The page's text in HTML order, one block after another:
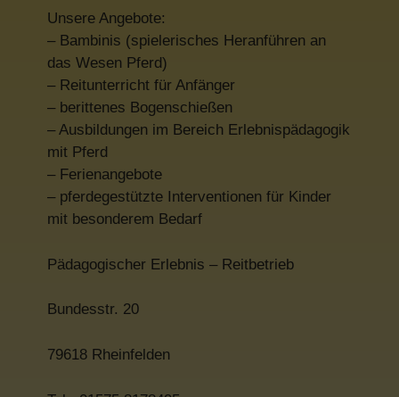
Unsere Angebote:
– Bambinis (spielerisches Heranführen an
das Wesen Pferd)
– Reitunterricht für Anfänger
– berittenes Bogenschießen
– Ausbildungen im Bereich Erlebnispädagogik
mit Pferd
– Ferienangebote
– pferdegestützte Interventionen für Kinder
mit besonderem Bedarf
Pädagogischer Erlebnis – Reitbetrieb
Bundesstr. 20
79618 Rheinfelden